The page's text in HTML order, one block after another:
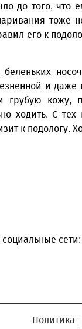
до того, что
тоже
его к
и
грубую кожу,
ходить. С
к подологу.
сети:
Политика